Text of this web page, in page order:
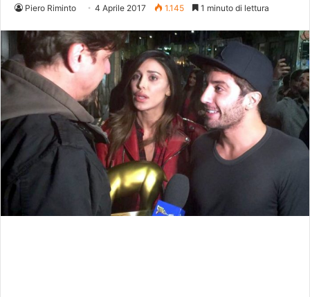
Piero Riminto 4 Aprile 2017 1.145 1 minuto di lettura